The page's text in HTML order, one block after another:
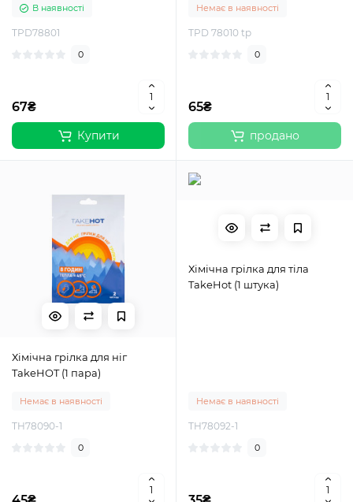
В наявності
TPD78801
0
67₴
Купити
Немає в наявності
TPD 78010 tp
0
65₴
продано
Хімічна грілка для ніг
TakeHOT (1 пара)
Немає в наявності
TH78090-1
0
Хімічна грілка для тіла
TakeHot (1 штука)
Немає в наявності
TH78092-1
0